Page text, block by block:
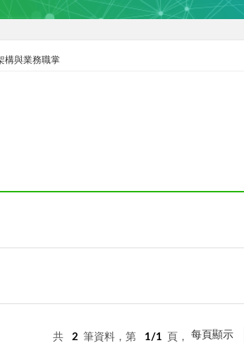
構與業務職掌
共 2 筆資料，第 1/1 頁， 每頁顯示